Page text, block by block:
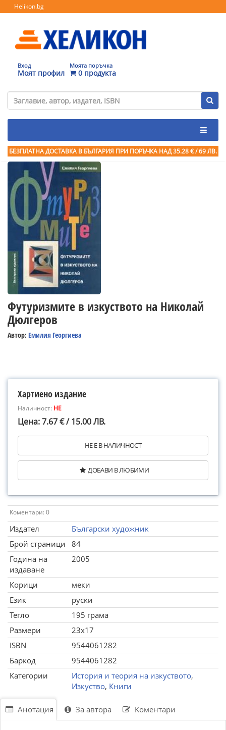
Helikon.bg
Вход
Моят профил
Моята поръчка
0 продукта
БЕЗПЛАТНА ДОСТАВКА В БЪЛГАРИЯ ПРИ ПОРЪЧКА НАД 35.28 € / 69 ЛВ.
Футуризмите в изкуството на Николай
Дюлгеров
Автор: Емилия Георгиева
Хартиено издание
Наличност: НЕ
Цена: 7.67 € / 15.00 ЛВ.
НЕ Е В НАЛИЧНОСТ
ДОБАВИ В ЛЮБИМИ
Коментари: 0
Издател
Български художник
Брой страници
84
Година на
издаване
2005
Корици
меки
Език
руски
Тегло
195 грама
Размери
23x17
ISBN
9544061282
Баркод
9544061282
Категории
История и теория на изкуството,
Изкуство, Книги
Анотация За автора Коментари